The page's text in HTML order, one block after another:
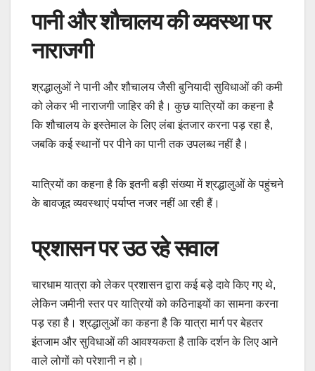
पानी और शौचालय की व्यवस्था पर
नाराजगी
श्रद्धालुओं ने पानी और शौचालय जैसी बुनियादी सुविधाओं की कमी
को लेकर भी नाराजगी जाहिर की है। कुछ यात्रियों का कहना है
कि शौचालय के इस्तेमाल के लिए लंबा इंतजार करना पड़ रहा है,
जबकि कई स्थानों पर पीने का पानी तक उपलब्ध नहीं है।
यात्रियों का कहना है कि इतनी बड़ी संख्या में श्रद्धालुओं के पहुंचने
के बावजूद व्यवस्थाएं पर्याप्त नजर नहीं आ रही हैं।
प्रशासन पर उठ रहे सवाल
चारधाम यात्रा को लेकर प्रशासन द्वारा कई बड़े दावे किए गए थे,
लेकिन जमीनी स्तर पर यात्रियों को कठिनाइयों का सामना करना
पड़ रहा है। श्रद्धालुओं का कहना है कि यात्रा मार्ग पर बेहतर
इंतजाम और सुविधाओं की आवश्यकता है ताकि दर्शन के लिए आने
वाले लोगों को परेशानी न हो।